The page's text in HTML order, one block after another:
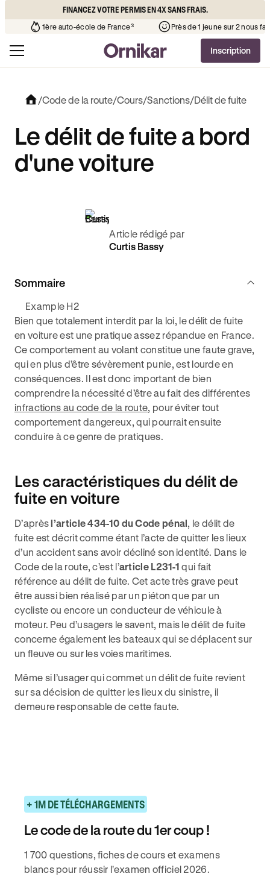
FINANCEZ VOTRE PERMIS EN 4X SANS FRAIS.
l’auto-école de votre quartier¹ 1ère auto-école de France³
Inscription
/Code de la route/Cours/Sanctions/Délit de fuite
Le délit de fuite a bord
d'une voiture
Article rédigé par
Curtis Bassy
Sommaire
Example H2
Bien que totalement interdit par la loi, le délit de fuite
en voiture est une pratique assez répandue en France.
Ce comportement au volant constitue une faute grave,
qui en plus d’être sévèrement punie, est lourde en
conséquences. Il est donc important de bien
comprendre la nécessité d’être au fait des différentes
infractions au code de la route, pour éviter tout
comportement dangereux, qui pourrait ensuite
conduire à ce genre de pratiques.
Les caractéristiques du délit de
fuite en voiture
D’aprèsl’article 434-10 du Code pénal, le délit de
fuite est décrit comme étant l’acte de quitter les lieux
d’un accident sans avoir décliné son identité. Dans le
Code de la route, c’est l’article L231-1 qui fait
référence au délit de fuite. Cet acte très grave peut
être aussi bien réalisé par un piéton que par un
cycliste ou encore un conducteur de véhicule à
moteur. Peu d’usagers le savent, mais le délit de fuite
concerne également les bateaux qui se déplacent sur
un fleuve ou sur les voies maritimes.
Même si l’usager qui commet un délit de fuite revient
sur sa décision de quitter les lieux du sinistre, il
demeure responsable de cette faute.
+ 1M DE TÉLÉCHARGEMENTS
Le code de la route du 1er coup !
1 700 questions, fiches de cours et examens
blancs pour réussir l'examen officiel 2026.